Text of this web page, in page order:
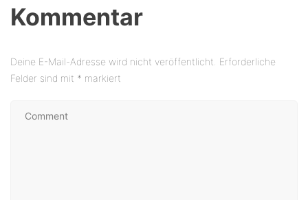
Kommentar
Deine E-Mail-Adresse wird nicht veröffentlicht. Erforderliche
Felder sind mit * markiert